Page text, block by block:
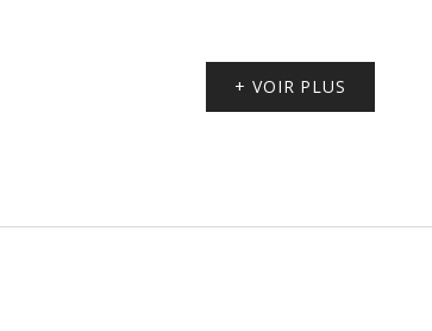
+ VOIR PLUS